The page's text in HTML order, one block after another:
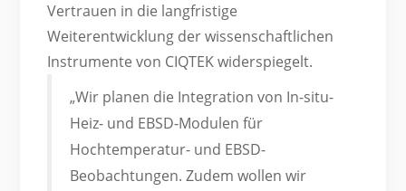
Vertrauen in die langfristige
Weiterentwicklung der wissenschaftlichen
Instrumente von CIQTEK widerspiegelt.
„Wir planen die Integration von In-situ-
Heiz- und EBSD-Modulen für
Hochtemperatur- und EBSD-
Beobachtungen. Zudem wollen wir